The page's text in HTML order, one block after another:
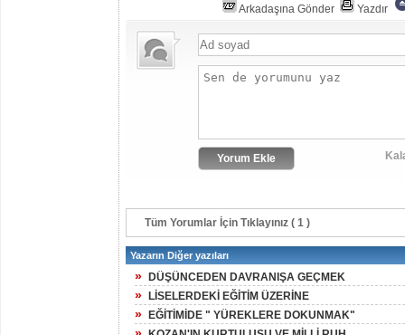
Arkadaşına Gönder Yazdır
Tüm Yorumlar İçin Tıklayınız ( 1 )
Yazarın Diğer yazıları
» DÜŞÜNCEDEN DAVRANIŞA GEÇMEK
» LİSELERDEKİ EĞİTİM ÜZERİNE
» EĞİTİMİDE " YÜREKLERE DOKUNMAK"